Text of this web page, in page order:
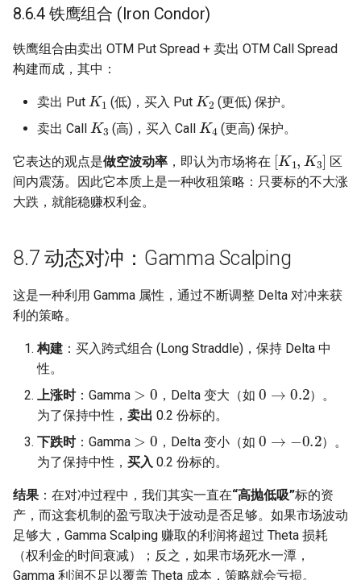
8.6.4 铁鹰组合 (Iron Condor)
铁鹰组合由卖出 OTM Put Spread + 卖出 OTM Call Spread
构建而成，其中：
卖出 Put (低)，买入 Put
(更低) 保护。
卖出 Call
3
(高)，买入 Call
K4
(更高) 保护。
它表达的观点是做空波动率 ，即认为市场将在
[K1 K3 ]
区
间内震荡。因此它本质上是一种收租策略：只要标的不大涨
大跌，就能稳赚权利金。
8.7 动态对冲：Gamma Scalping
这是一种利用 Gamma 属性，通过不断调整 Delta 对冲来获
利的策略。
构建 ：买入跨式组合 (Long Straddle)，保持 Delta 中
性。
上涨时：Gamma ，Delta 变大（如
）。
为了保持中性， 卖出 0.2 份标的。
下跌时：Gamma ，Delta 变小（如
）。
为了保持中性， 买入 0.2 份标的。
结果 ：在对冲过程中，我们其实一直在“高抛低吸”标的资
产，而这套机制的盈亏取决于波动是否足够。如果市场波动
足够大，Gamma Scalping 赚取的利润将超过 Theta 损耗
（权利金的时间衰减）；反之，如果市场死水一潭，
Gamma 利润不足以覆盖 Theta 成本，策略就会亏损。